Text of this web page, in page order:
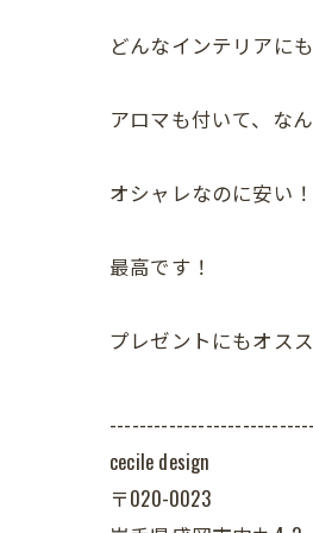
どんなインテリアに
アロマも付いて、な
オシャレなのに安い！
最高です！
プレゼントにもオス
cecile design
〒020-0023